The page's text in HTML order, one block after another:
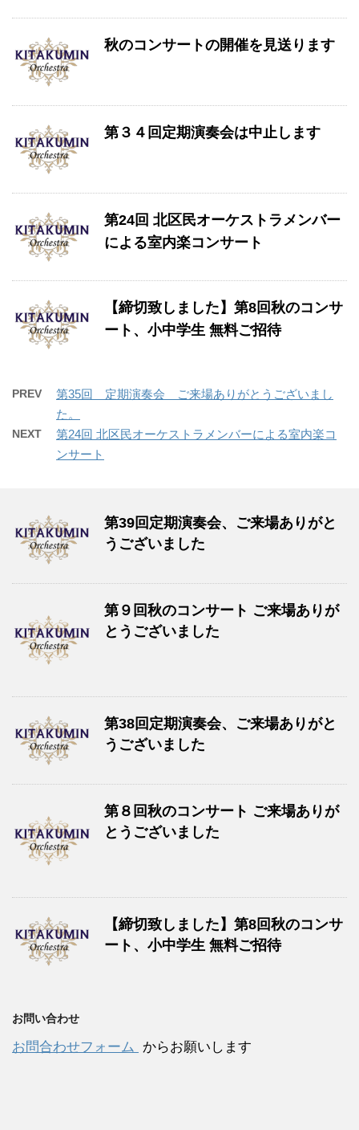
秋のコンサートの開催を見送ります
第３４回定期演奏会は中止します
第24回 北区民オーケストラメンバー
による室内楽コンサート
【締切致しました】第8回秋のコンサ
ート、小中学生 無料ご招待
PREV
第35回 定期演奏会 ご来場ありがとうございまし
た。
NEXT
第24回 北区民オーケストラメンバーによる室内楽コ
ンサート
第39回定期演奏会、ご来場ありがと
うございました
第９回秋のコンサート ご来場ありが
とうございました
第38回定期演奏会、ご来場ありがと
うございました
第８回秋のコンサート ご来場ありが
とうございました
【締切致しました】第8回秋のコンサ
ート、小中学生 無料ご招待
お問い合わせ
お問合わせフォーム からお願いします